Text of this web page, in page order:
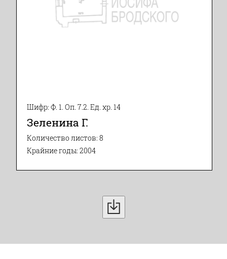
Шифр: Ф. 1. Оп. 7.2. Ед. хр. 14
Зеленина Г.
Количество листов: 8
Крайние годы: 2004